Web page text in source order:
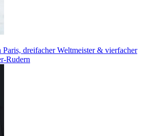
dreifacher Weltmeister & vierfacher
Rudern